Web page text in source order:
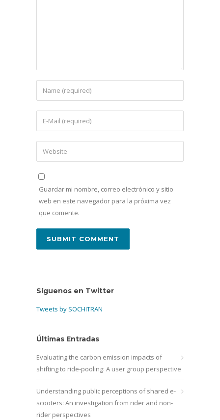
Guardar mi nombre, correo electrónico y sitio
web en este navegador para la próxima vez
que comente.
Síguenos en Twitter
Tweets by SOCHITRAN
Últimas Entradas
Evaluating the carbon emission impacts of
shifting to ride-pooling: A user group perspective
Understanding public perceptions of shared e-
scooters: An investigation from rider and non-
rider perspectives